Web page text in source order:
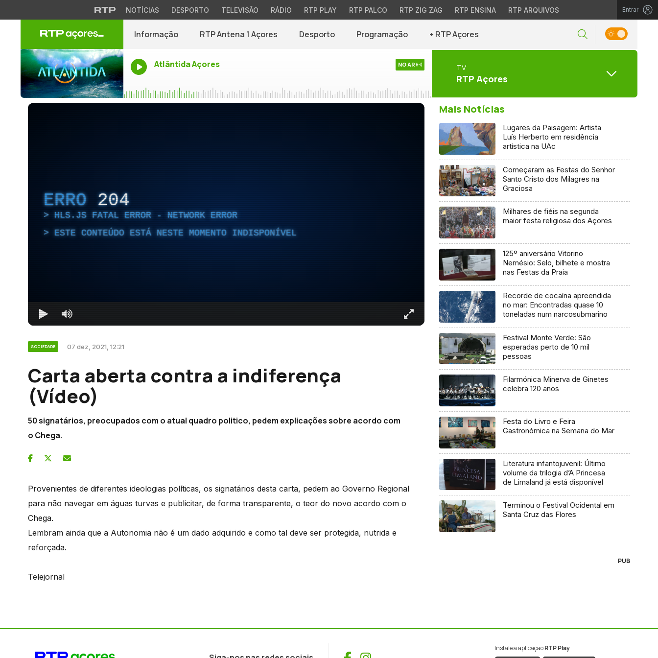
NOTÍCIAS DESPORTO TELEVISÃO RÁDIO RTP PLAY RTP PALCO RTP ZIG ZAG RTP ENSINA RTP ARQUIVOS Entrar
Informação RTP Antena 1 Açores Desporto Programação + RTP Açores
Atlântida Açores NO AR TV
RTP Açores
ERRO 204
HLS.JS FATAL ERROR - NETWORK ERROR
ESTE CONTEÚDO ESTÁ NESTE MOMENTO INDISPONÍVEL
SOCIEDADE 07 dez, 2021, 12:21
Carta aberta contra a indiferença
(Vídeo)
50 signatários, preocupados com o atual quadro politico, pedem explicações sobre acordo com
o Chega.
Provenientes de diferentes ideologias políticas, os signatários desta carta, pedem ao Governo Regional
para não navegar em águas turvas e publicitar, de forma transparente, o teor do novo acordo com o
Chega.
Lembram ainda que a Autonomia não é um dado adquirido e como tal deve ser protegida, nutrida e
reforçada.
Telejornal
Mais Notícias
Lugares da Paisagem: Artista
Luís Herberto em residência
artística na UAc
Começaram as Festas do Senhor
Santo Cristo dos Milagres na
Graciosa
Milhares de fiéis na segunda
maior festa religiosa dos Açores
125º aniversário Vitorino
Nemésio: Selo, bilhete e mostra
nas Festas da Praia
Recorde de cocaína apreendida
no mar: Encontradas quase 10
toneladas num narcosubmarino
Festival Monte Verde: São
esperadas perto de 10 mil
pessoas
Filarmónica Minerva de Ginetes
celebra 120 anos
Festa do Livro e Feira
Gastronómica na Semana do Mar
Literatura infantojuvenil: Último
volume da trilogia d’A Princesa
de Limaland já está disponível
Terminou o Festival Ocidental em
Santa Cruz das Flores
PUB
Instale a aplicaçãoRTP Play